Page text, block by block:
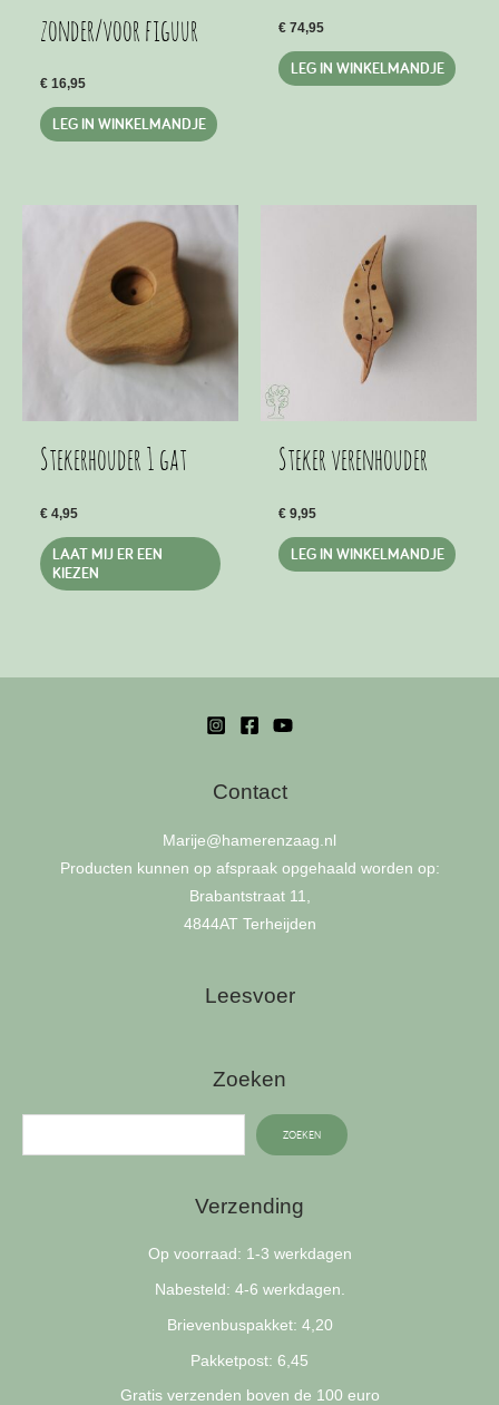
zonder/voor figuur
€ 16,95
LEG IN WINKELMANDJE
€ 74,95
LEG IN WINKELMANDJE
Stekerhouder 1 gat
€ 4,95
LAAT MIJ ER EEN
KIEZEN
product
Deze
kan
worden
de
productpagina
Steker verenhouder
€ 9,95
LEG IN WINKELMANDJE
Contact
Marije@hamerenzaag.nl
Producten kunnen op afspraak opgehaald worden op:
Brabantstraat 11,
4844AT Terheijden
Leesvoer
Zoeken
ZOEKEN
Verzending
Op voorraad: 1-3 werkdagen
Nabesteld: 4-6 werkdagen.
Brievenbuspakket: 4,20
Pakketpost: 6,45
Gratis verzenden boven de 100 euro